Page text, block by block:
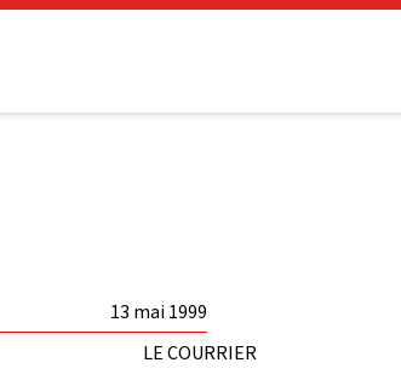
13 mai 1999
LE COURRIER